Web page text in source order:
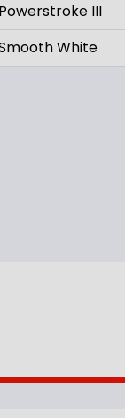
Powerstroke III
White